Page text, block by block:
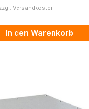
Versandkosten
In den Warenkorb